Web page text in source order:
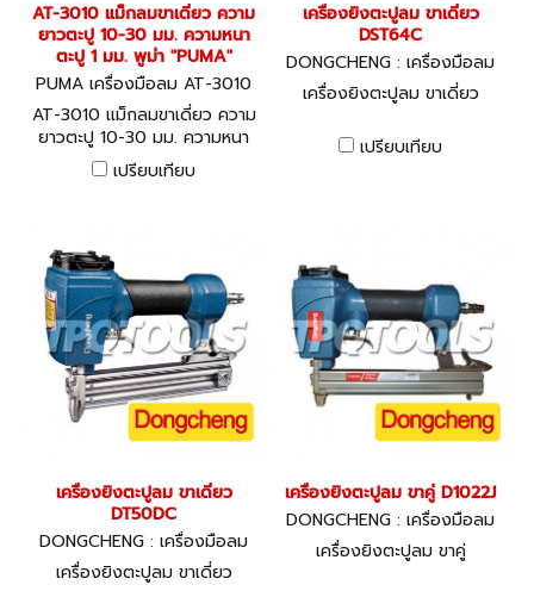
AT-3010 แม็กลมขาเดี่ยว ความ
ยาวตะปู 10-30 มม. ความหนา
ตะปู 1 มม. พูม่า "PUMA"
PUMA เครื่องมือลม AT-3010
AT-3010 แม็กลมขาเดี่ยว ความ
ยาวตะปู 10-30 มม. ความหนา
ตะปู 1 มม. พูม่า "PUMA"
เปรียบเทียบ
เครื่องยิงตะปูลม ขาเดี่ยว
DST64C
DONGCHENG : เครื่องมือลม
เครื่องยิงตะปูลม ขาเดี่ยว
เปรียบเทียบ
เครื่องยิงตะปูลม ขาเดี่ยว
DT50DC
DONGCHENG : เครื่องมือลม
เครื่องยิงตะปูลม ขาเดี่ยว
เครื่องยิงตะปูลม ขาคู่ D1022J
DONGCHENG : เครื่องมือลม
เครื่องยิงตะปูลม ขาคู่